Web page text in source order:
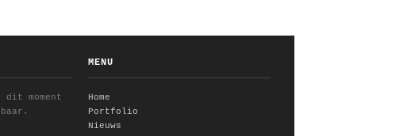
moment
MENU
Home
Portfolio
Nieuws